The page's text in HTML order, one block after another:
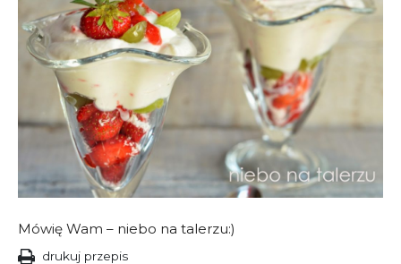
Mówię Wam – niebo na talerzu:)
drukuj przepis